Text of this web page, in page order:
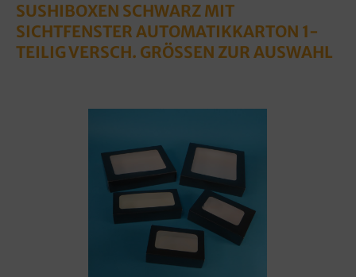
SUSHIBOXEN SCHWARZ MIT
SICHTFENSTER AUTOMATIKKARTON 1-
TEILIG VERSCH. GRÖSSEN ZUR AUSWAHL